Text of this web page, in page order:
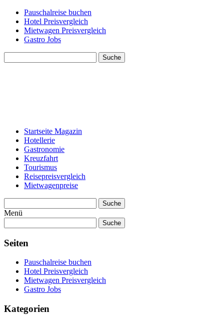
Pauschalreise buchen
Hotel Preisvergleich
Mietwagen Preisvergleich
Gastro Jobs
Suche
Startseite Magazin
Hotellerie
Gastronomie
Kreuzfahrt
Tourismus
Reisepreisvergleich
Mietwagenpreise
Suche
Menü
Suche
Seiten
Pauschalreise buchen
Hotel Preisvergleich
Mietwagen Preisvergleich
Gastro Jobs
Kategorien